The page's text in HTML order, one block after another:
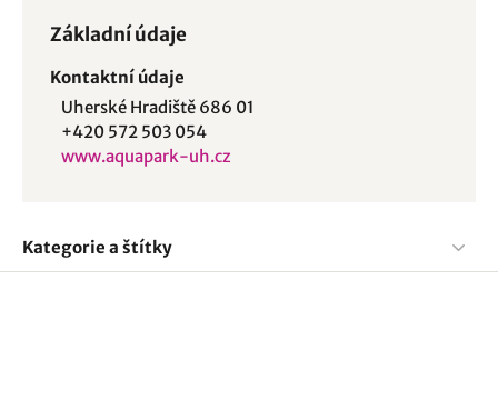
Základní údaje
Kontaktní údaje
Uherské Hradiště 686 01
+420 572 503 054
www.aquapark-uh.cz
Kategorie a štítky